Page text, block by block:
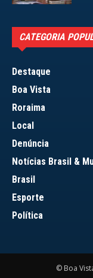
CATEGORIA
Destaque
Boa Vista
Roraima
Local
Denúncia
Notícias Brasil &
Brasil
Esporte
Política
© Boa